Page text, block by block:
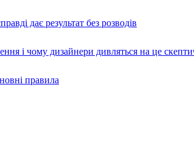
дає результат без розводів
і чому дизайнери дивляться на це
правила